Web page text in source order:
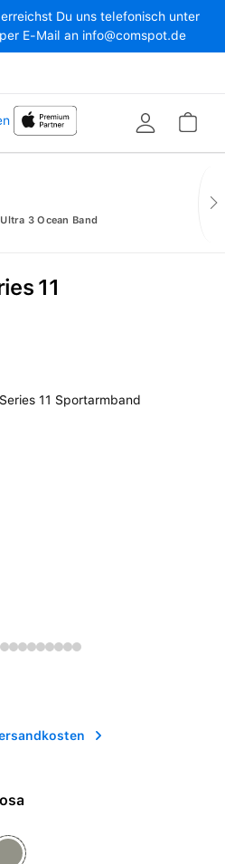
Du uns telefonisch unter
E-Mail an info@comspot.de
3 Ocean Band
11